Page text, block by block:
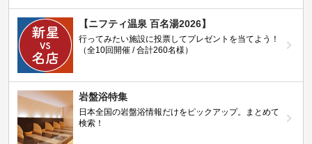
【ニフティ温泉 百名湯2026】
行ってみたい施設に投票してプレゼントを当てよう！
（全10回開催 / 合計260名様）
岩盤浴特集
日本全国の岩盤浴情報だけをピックアップ。まとめて
検索！